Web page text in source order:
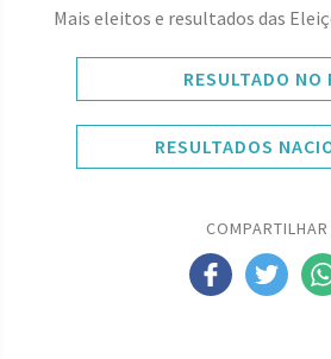
Mais eleitos e resultados das
RESULTADO NO
RESULTADOS
COMPARTILHAR